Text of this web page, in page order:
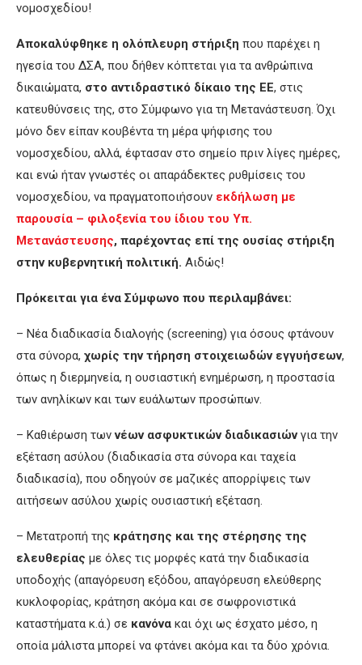
νομοσχεδίου!
Αποκαλύφθηκε η ολόπλευρη στήριξη που παρέχει η
ηγεσία του ΔΣΑ, που δήθεν κόπτεται για τα ανθρώπινα
δικαιώματα, στο αντιδραστικό δίκαιο της ΕΕ, στις
κατευθύνσεις της, στο Σύμφωνο για τη Μετανάστευση. Όχι
μόνο δεν είπαν κουβέντα τη μέρα ψήφισης του
νομοσχεδίου, αλλά, έφτασαν στο σημείο πριν λίγες ημέρες,
και ενώ ήταν γνωστές οι απαράδεκτες ρυθμίσεις του
νομοσχεδίου, να πραγματοποιήσουν εκδήλωση με
παρουσία – φιλοξενία του ίδιου του Υπ.
Μετανάστευσης, παρέχοντας επί της ουσίας στήριξη
στην κυβερνητική πολιτική. Αιδώς!
Πρόκειται για ένα Σύμφωνο που περιλαμβάνει:
– Νέα διαδικασία διαλογής (screening) για όσους φτάνουν
στα σύνορα, χωρίς την τήρηση στοιχειωδών εγγυήσεων,
όπως η διερμηνεία, η ουσιαστική ενημέρωση, η προστασία
των ανηλίκων και των ευάλωτων προσώπων.
– Καθιέρωση τωννέων ασφυκτικών διαδικασιώνγια την
εξέταση ασύλου (διαδικασία στα σύνορα και ταχεία
διαδικασία), που οδηγούν σε μαζικές απορρίψεις των
αιτήσεων ασύλου χωρίς ουσιαστική εξέταση.
– Μετατροπή της κράτησης και της στέρησης της
ελευθερίας με όλες τις μορφές κατά την διαδικασία
υποδοχής (απαγόρευση εξόδου, απαγόρευση ελεύθερης
κυκλοφορίας, κράτηση ακόμα και σε σωφρονιστικά
καταστήματα κ.ά.) σε κανόνα και όχι ως έσχατο μέσο, η
οποία μάλιστα μπορεί να φτάνει ακόμα και τα δύο χρόνια.